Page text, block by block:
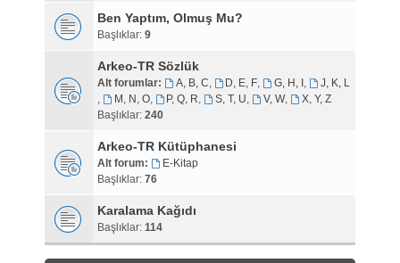
Ben Yaptım, Olmuş Mu?
Başlıklar: 9
Arkeo-TR Sözlük
Alt forumlar: A, B, C, D, E, F, G, H, I ,
J, K, L
,
M, N, O, P, Q, R, S, T, U, V, W,
X, Y, Z
Başlıklar: 240
Arkeo-TR Kütüphanesi
Alt forum:
E-Kitap
Başlıklar: 76
Karalama Kağıdı
Başlıklar: 114